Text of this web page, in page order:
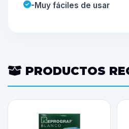
-Muy fáciles de usar
PRODUCTOS